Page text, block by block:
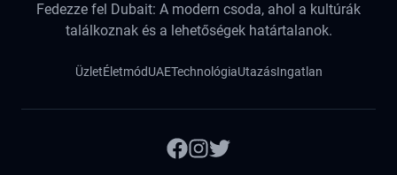
Fedezze fel Dubait: A modern csoda, ahol a kultúrák
találkoznak és a lehetőségek határtalanok.
ÜzletÉletmódUAETechnológiaUtazásIngatlan